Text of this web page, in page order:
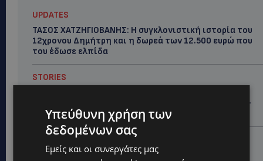
UPDATES
ΤΑΣΟΣ ΧΑΤΖΗΓΙΟΒΑΝΗΣ: Η συγκλονιστική ιστορία του
12χρονου Δημήτρη και η δωρεά των 12.500 ευρώ που
του έδωσε ελπίδα
STORIES
πότε απαγορεύεται να έχεις μαϊμού ως κατοικίδιο –
Ποια ζώα μπορείς να διατηρείς νόμιμα
ΧΩΡΙΣ ΣΩΣΣΙΒΙΟ Η ΘΑΛΑΣΣΙΑ ΣΥΝΔΕΣΗ ΚΥΠΡΟΥ-
Υπεύθυνη χρήση των
δεδομένων σας
Εμείς και οι συνεργάτες μας